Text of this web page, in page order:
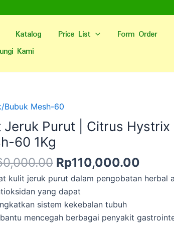
Katalog Price List
Form Order
Kami
Bubuk Mesh-60
Jeruk Purut | Citrus Hystrix
60 1Kg
Harga
aslinya
adalah:
Rp110,000.00
saat
ini
kulit jeruk purut dalam pengobatan herbal
yang dapat
sistem kekebalan tubuh
mencegah berbagai penyakit